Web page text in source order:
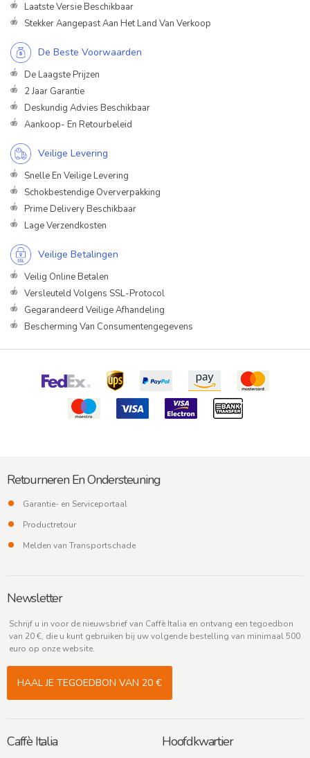
Laatste Versie Beschikbaar
Stekker Aangepast Aan Het Land Van Verkoop
De Beste Voorwaarden
De Laagste Prijzen
2 Jaar Garantie
Deskundig Advies Beschikbaar
Aankoop- En Retourbeleid
Veilige Levering
Snelle En Veilige Levering
Schokbestendige Oververpakking
Prime Delivery Beschikbaar
Lage Verzendkosten
Veilige Betalingen
Veilig Online Betalen
Versleuteld Volgens SSL-Protocol
Gegarandeerd Veilige Afhandeling
Bescherming Van Consumentengegevens
Retourneren En Ondersteuning
Garantie- en Serviceportaal
Productretour
Melden van Transportschade
Newsletter
Schrijf u in voor de nieuwsbrief van Caffè Italia en ontvang een tegoedbon
van 20 €, die u kunt gebruiken bij uw volgende bestelling van minimaal 500
euro op onze website.
HAAL JE TEGOEDBON VAN 20 €
Caffè Italia Hoofdkwartier